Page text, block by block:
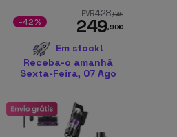
PVR428,94€
249,90€
-42%
Em stock!
Receba-o amanhã
Sexta-Feira, 07 Ago